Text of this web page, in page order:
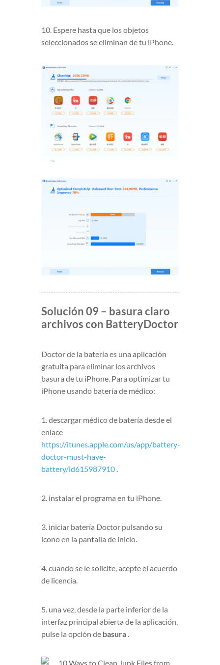
10. Espere hasta que los objetos
seleccionados se eliminan de tu iPhone.
Solución 09 – basura claro
archivos con BatteryDoctor
Doctor de la batería es una aplicación
gratuita para eliminar los archivos
basura de tu iPhone. Para optimizar tu
iPhone usando batería de médico:
1. descargar médico de batería desde el
enlace
https://itunes.apple.com/us/app/battery-
doctor-must-have-
battery/id615987910
2. instalar el programa en tu iPhone.
3. iniciar batería Doctor pulsando su
icono en la pantalla de inicio.
4. cuando se le solicite, acepte el acuerdo
de licencia.
5. una vez, desde la parte inferior de la
interfaz principal abierta de la aplicación,
pulse la opción de basura